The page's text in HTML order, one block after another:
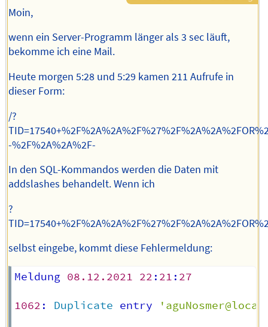
Moin,
wenn ein Server-Programm länger als 3 sec läuft,
bekomme ich eine Mail.
Heute morgen 5:28 und 5:29 kamen 211 Aufrufe in
dieser Form:
/?
-%2F%2A%2A%2F-
In den SQL-Kommandos werden die Daten mit
addslashes behandelt. Wenn ich
?
selbst eingebe, kommt diese Fehlermeldung:
Meldung 08.12 .2021 22 : 21 : 27
1062 : Duplicate entry